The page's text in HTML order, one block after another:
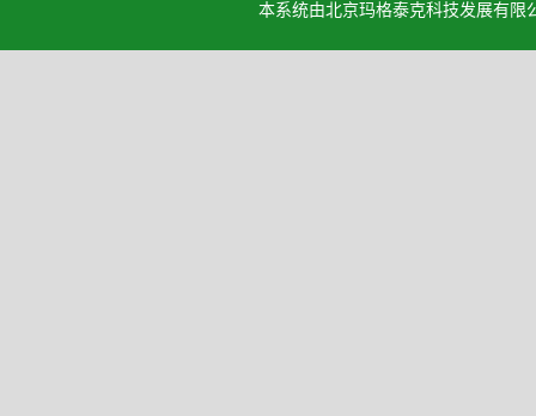
本系统由北京玛格泰克科技发展有